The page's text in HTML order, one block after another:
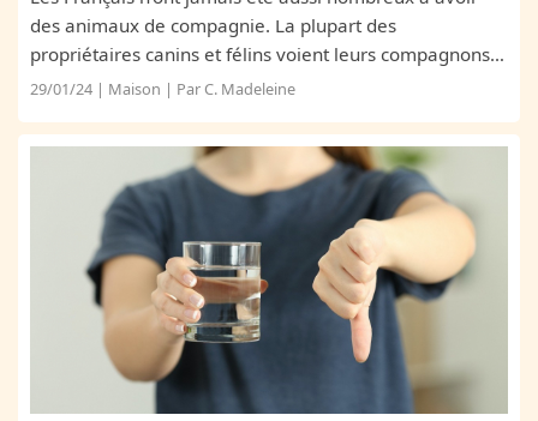
des animaux de compagnie. La plupart des
propriétaires canins et félins voient leurs compagnons à
fourrure comme des membres de leurs familles à part
29/01/24 | Maison | Par C. Madeleine